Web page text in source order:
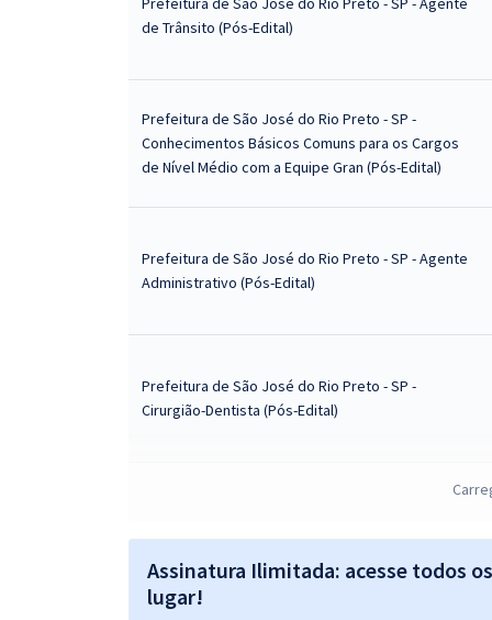
de Trânsito (Pós-Edital)
Prefeitura de São José do Rio Preto - SP -
Conhecimentos Básicos Comuns para os Cargos
de Nível Médio com a Equipe Gran (Pós-Edital)
Prefeitura de São José do Rio Preto - SP - Agente
Administrativo (Pós-Edital)
Prefeitura de São José do Rio Preto - SP -
Cirurgião-Dentista (Pós-Edital)
Farmacêutico (Pós-edital)
Assinatura Ilimitada: acesse todos
lugar!